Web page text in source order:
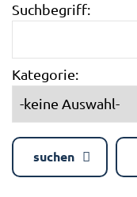
Suchbegriff:
Kategorie:
suchen